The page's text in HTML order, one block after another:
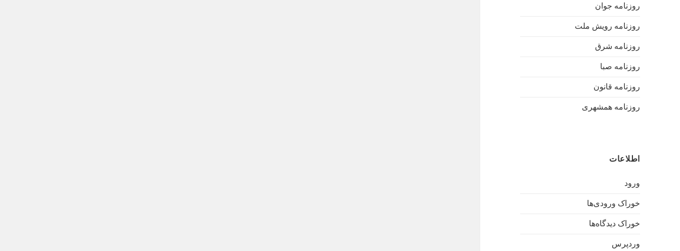
روزنامه جوان
روزنامه رویش ملت
روزنامه شرق
روزنامه صبا
روزنامه قانون
روزنامه همشهری
اطلاعات
ورود
خوراک ورودی‌ها
خوراک دیدگاه‌ها
وردپرس